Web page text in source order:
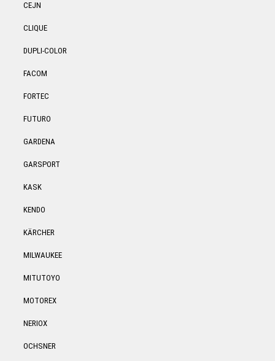
CEJN
CLIQUE
DUPLI-COLOR
FACOM
FORTEC
FUTURO
GARDENA
GARSPORT
KASK
KENDO
KÄRCHER
MILWAUKEE
MITUTOYO
MOTOREX
NERIOX
OCHSNER